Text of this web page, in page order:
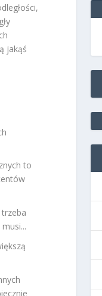
jakąś
to